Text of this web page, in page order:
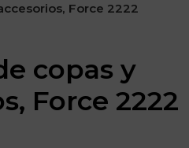
Force 2222
copas y
Force 2222